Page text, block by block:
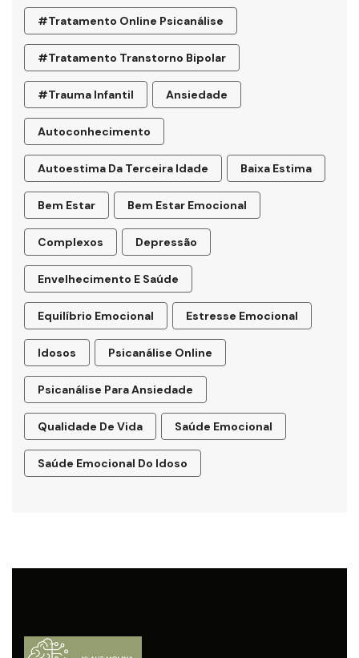
#tratamento Online Psicanálise
#tratamento Transtorno Bipolar
#trauma Infantil Ansiedade
Autoconhecimento
Autoestima Da Terceira Idade Baixa Estima
Bem Estar Bem Estar Emocional
Complexos Depressão
Envelhecimento E Saúde
Equilíbrio Emocional Estresse Emocional
Idosos Psicanálise Online
Psicanálise Para Ansiedade
Qualidade De Vida Saúde Emocional
Saúde Emocional Do Idoso